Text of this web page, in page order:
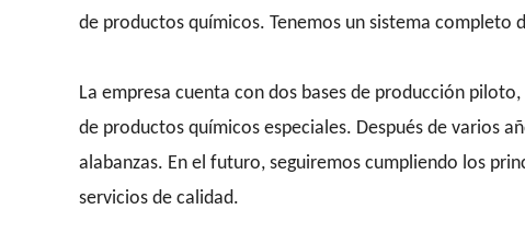
de productos químicos. Tenemos un sistema
La empresa cuenta con dos bases de producción
de productos químicos especiales. Después de varios
alabanzas. En el futuro, seguiremos cumpliendo los
servicios de calidad.